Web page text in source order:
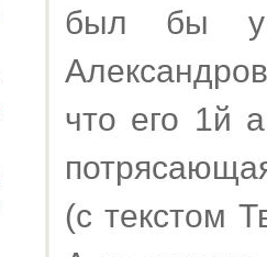
был бы у
что его 1й
(с текстом